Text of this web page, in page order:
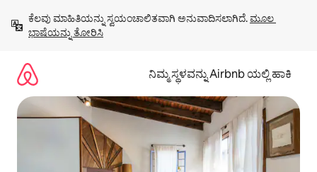
ಹೋಗಿ
ಕೆಲವು ಮಾಹಿತಿಯನ್ನು ಸ್ವಯಂಚಾಲಿತವಾಗಿ ಅನುವಾದಿಸಲಾಗಿದೆ. ಮೂಲ
ಭಾಷೆಯನ್ನು ತೋರಿಸಿ
ನಿಮ್ಮ ಸ್ಥಳವನ್ನು Airbnb ಯಲ್ಲಿ ಹಾಕಿ